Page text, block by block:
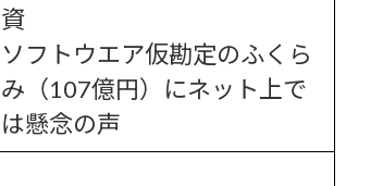
資
ソフトウエア仮勘定のふくら
み（107億円）にネット上で
は懸念の声